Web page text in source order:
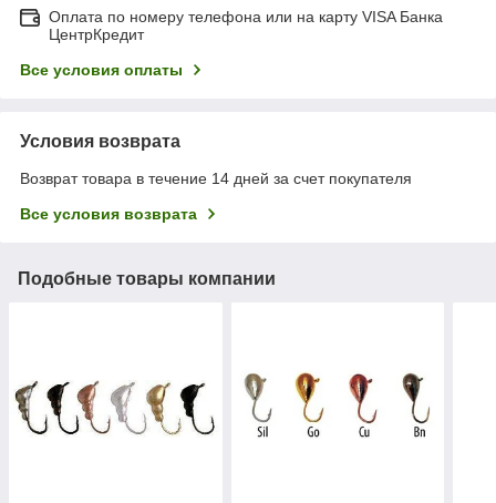
Оплата по номеру телефона или на карту VISA Банка
ЦентрКредит
Все условия оплаты
Условия возврата
Возврат товара в течение 14 дней за счет покупателя
Все условия возврата
Подобные товары компании